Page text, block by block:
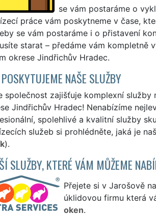
se vám postaráme o
práce vám poskytneme v čase,
se vám postaráme i o přistavení
starat – předáme vám kompletně
okrese Jindřichův Hradec.
NAŠE SLUŽBY
společnost zajišťuje komplexní
Jindřichův Hradec! Nenabízíme
spolehlivé a kvalitní služby
služeb si prohlédněte, jaká je
).
SLUŽBY, KTERÉ VÁM MŮŽEME
Přejete si v Jarošově
úklidovou firmu která
oken.